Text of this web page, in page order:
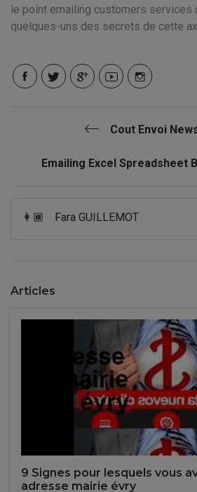
le point emailing customers services
quelques-uns des secrets de cette
Cout Envoi
Emailing Excel Spreadsheet
👩🏾 Fara GUILLEMOT
Articles
9 Signes pour lesquels vous
adresse mairie évry